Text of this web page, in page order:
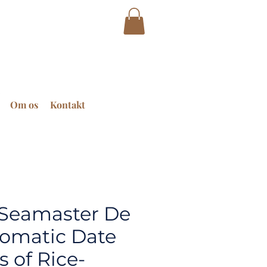
Om os Kontakt
De
Date
of Rice-